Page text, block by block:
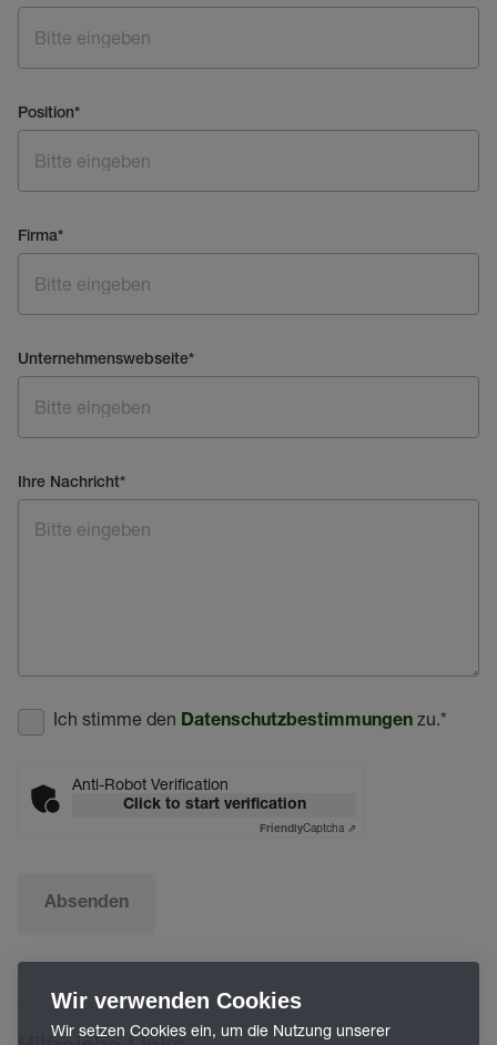
Position*
Firma*
Unternehmenswebseite*
Ihre Nachricht*
Ich stimme den Datenschutzbestimmungen zu.*
Anti-Robot Verification
Click to start verification
FriendlyCaptcha ⇗
Absenden
Wir verwenden Cookies
Wir setzen Cookies ein, um die Nutzung unserer